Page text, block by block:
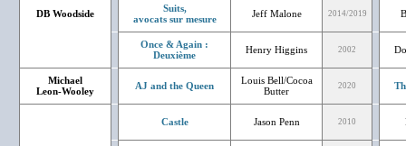
DB Woodside
Suits,
avocats sur mesure
Jeff Malone 2014/2019
Once & Again :
Deuxième
Henry Higgins 2002
Michael
Leon-Wooley
AJ and the Queen
Louis Bell/Cocoa
Butter
2020
Castle Jason Penn 2010